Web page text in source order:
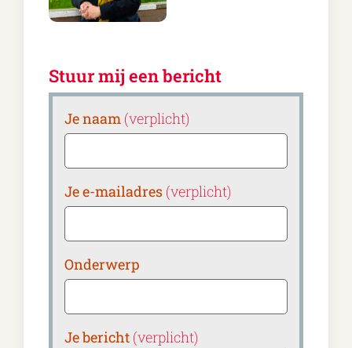
Stuur mij een bericht
Je naam (verplicht)
Je e-mailadres (verplicht)
Onderwerp
Je bericht (verplicht)